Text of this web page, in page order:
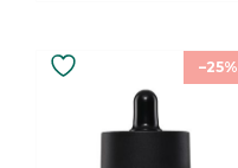
–25%